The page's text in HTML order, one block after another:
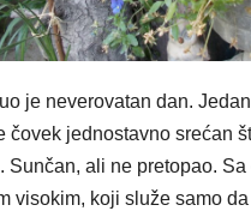
je neverovatan dan.
čovek jednostavno srećan
Sunčan, ali ne pretopao. Sa
visokim, koji služe samo